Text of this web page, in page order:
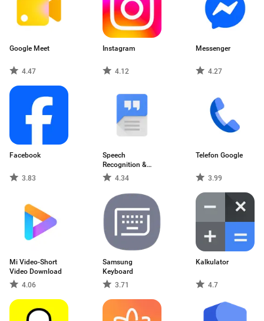
Google Meet
4.47
Instagram
4.12
Messenger
4.27
Facebook
3.83
Speech
Recognition &
Synthesis
4.34
Telefon Google
3.99
Mi Video-Short
Video Download
4.06
Samsung
Keyboard
3.71
Kalkulator
4.7